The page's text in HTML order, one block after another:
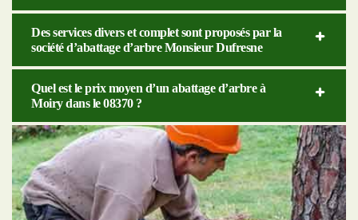
Des services divers et complet sont proposés par la
société d’abattage d’arbre Monsieur Dufresne
Quel est le prix moyen d’un abattage d’arbre à
Moiry dans le 08370 ?